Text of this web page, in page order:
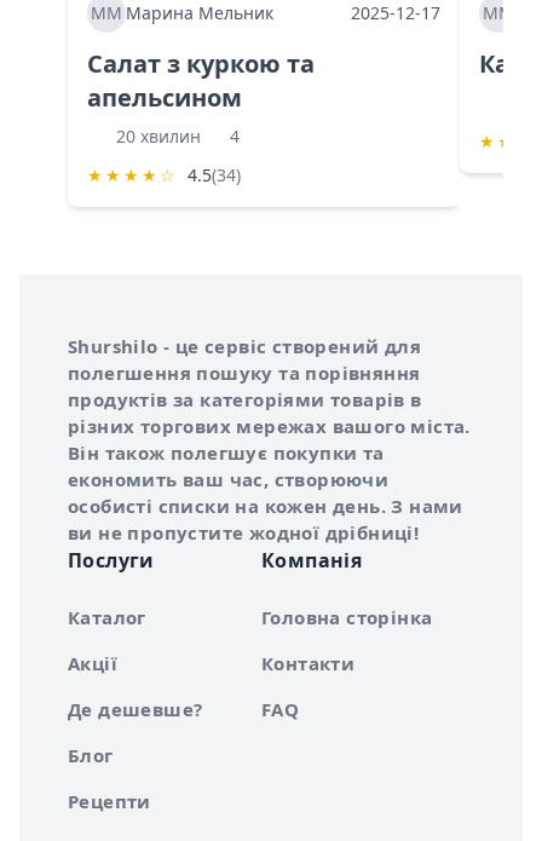
ММ Марина Мельник 2025-12-17
Салат з куркою та
апельсином
20 хвилин
4
★ ★ ★ ★ ☆ 4.5(34)
ММ
★ ★
Про сервіс Shurshilo
Shurshilo - це сервіс створений для
полегшення пошуку та порівняння
продуктів за категоріями товарів в
різних торгових мережах вашого міста.
Він також полегшує покупки та
економить ваш час, створюючи
особисті списки на кожен день. З нами
ви не пропустите жодної дрібниці!
Послуги
Каталог
Акції
Де дешевше?
Блог
Рецепти
Компанія
Головна сторінка
Контакти
FAQ